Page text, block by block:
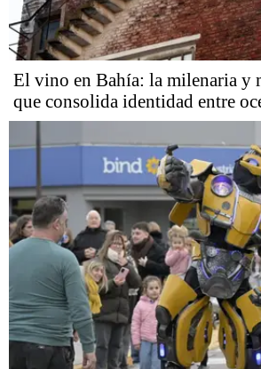
El vino en Bahía: la milenaria y
que consolida identidad entre